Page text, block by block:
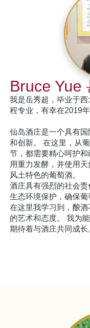
Bruce Yue
我是岳秀超，毕业于
程专业，有幸在2019年
仙岛酒庄是一个具有
和创新。 在这里，从
节，都需要精心呵护
用重力发酵，并使用
风土特色的葡萄酒。
酒庄具有强烈的社会
生态环境保护，确保葡
在这里我学习到，酿
的艺术和态度。 我为
期待着与酒庄共同成长